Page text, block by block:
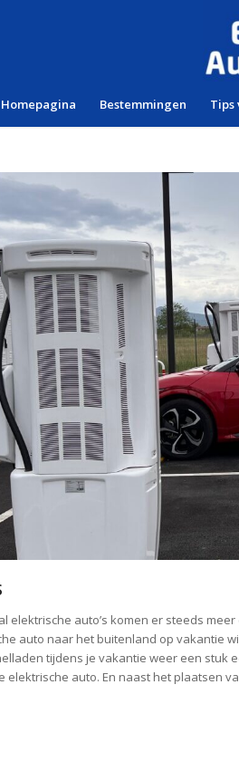
Homepagina Bestemmingen Tips
elektrische auto’s komen er steeds
auto naar het buitenland op vakantie
tijdens je vakantie weer een stuk
elektrische auto. En naast het plaatsen